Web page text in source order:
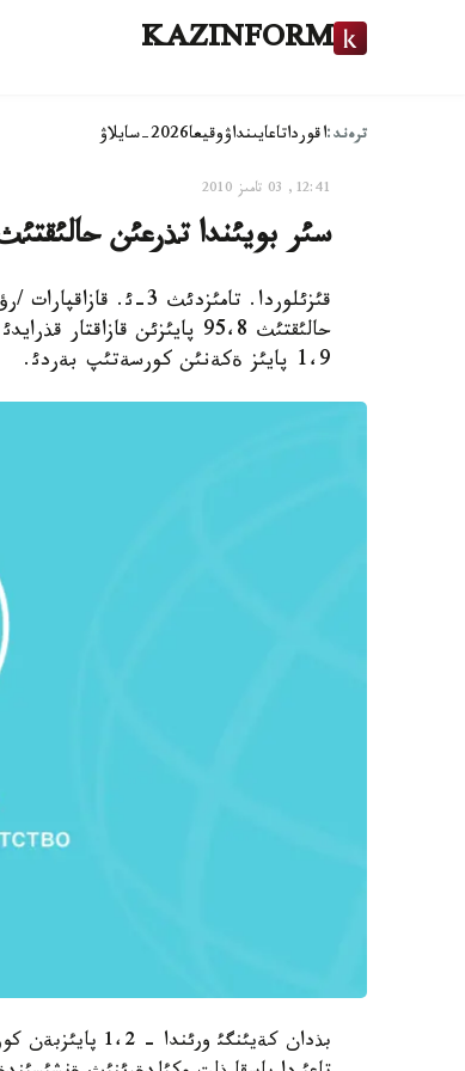
KAZINFORM
ترەند:اقورداتاعايىنداۋوقيعا2026-سايلاۋ
12:41, 03 تامىز 2010
سئر بويئندا تذرعئن حالئقتئث 95،8 پايئزئ -
حالئقتئث 95،8 پايئزئن
1،9 پايئز ةكةنئن كورسةتئپ بةردئ.